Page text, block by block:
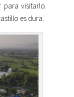
para visitarlo.
es dura.